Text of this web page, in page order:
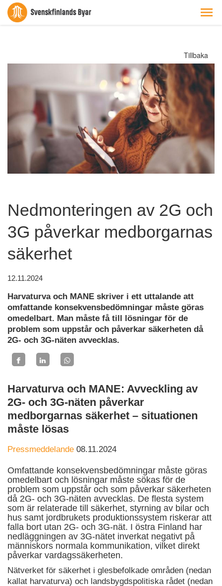
Tillbaka
Nedmonteringen av 2G och
3G påverkar medborgarnas
säkerhet
12.11.2024
Harvaturva och MANE skriver i ett uttalande att
omfattande konsekvensbedömningar måste göras
omedelbart. Man måste få till lösningar för de
problem som uppstår och påverkar säkerheten då
2G- och 3G-näten avvecklas.
Harvaturva och MANE: Avveckling av
2G- och 3G-näten påverkar
medborgarnas säkerhet – situationen
måste lösas
Pressmeddelande 08.11.2024
Omfattande konsekvensbedömningar måste göras
omedelbart och lösningar måste sökas för de
problem som uppstår och som påverkar säkerheten
då 2G- och 3G-näten avvecklas. De flesta system
som är relaterade till säkerhet, styrning av bilar och
hus samt jordbrukets produktionssystem riskerar att
falla bort utan 2G- och 3G-nät. I östra Finland har
nedläggningen av 3G-nätet inverkat negativt på
människors normala kommunikation, vilket direkt
påverkar vardagssäkerheten.
Nätverket för säkerhet i glesbefolkade områden (nedan
kallat harvaturva) och landsbygdspolitiska rådet (nedan